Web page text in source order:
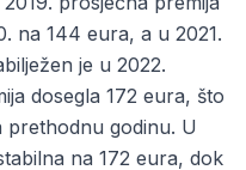
na 144 eura, a u 2021.
je u 2022.
dosegla 172 eura, što
prethodnu godinu. U
na 172 eura, dok